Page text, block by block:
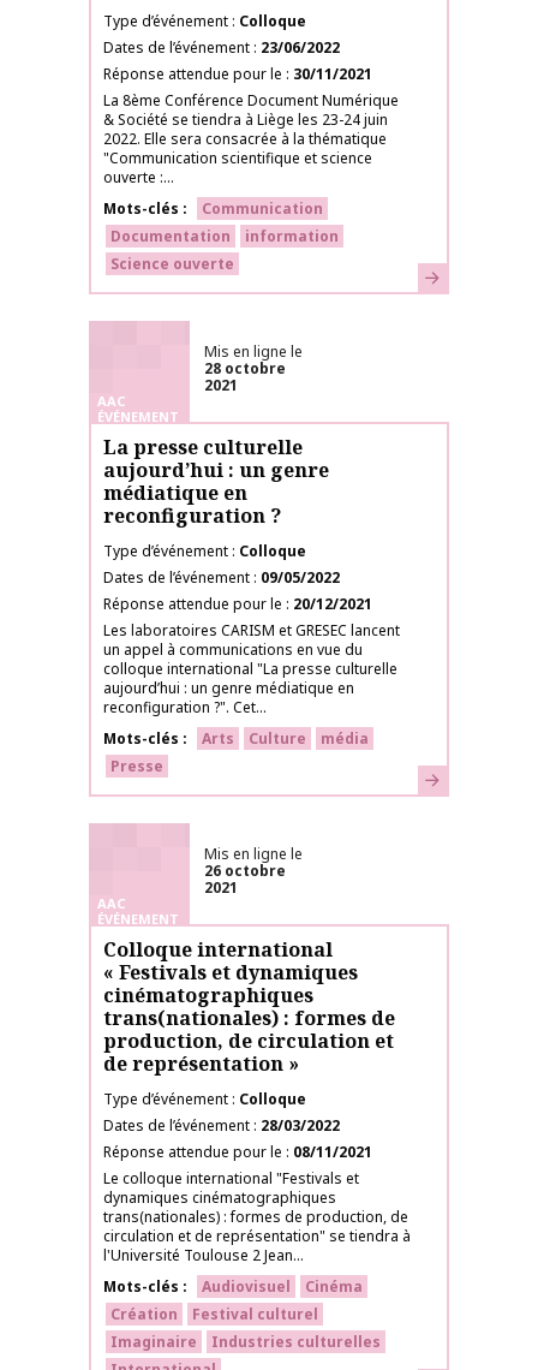
Type d’événement Colloque
Dates de l’événement 23/06/2022
Réponse attendue pour le
30/11/2021
La 8ème Conférence Document Numérique
& Société se tiendra à Liège les 23-24 juin
2022. Elle sera consacrée à la thématique
"Communication scientifique et science
ouverte :...
Mots-clés
Communication
Documentation
information
Science ouverte
En savoir plus
AAC
ÉVÉNEMENT
Mis en ligne le
28 octobre
2021
La presse culturelle
aujourd’hui : un genre
médiatique en
reconfiguration ?
Type d’événement Colloque
Dates de l’événement 09/05/2022
Réponse attendue pour le
20/12/2021
Les laboratoires CARISM et GRESEC lancent
un appel à communications en vue du
colloque international "La presse culturelle
aujourd’hui : un genre médiatique en
reconfiguration ?". Cet...
Mots-clés
Arts Culture
média
Presse
En savoir plus
AAC
ÉVÉNEMENT
Mis en ligne le
26 octobre
2021
Colloque international
« Festivals et dynamiques
cinématographiques
trans(nationales) : formes de
production, de circulation et
de représentation »
Type d’événement Colloque
Dates de l’événement 28/03/2022
Réponse attendue pour le
08/11/2021
Le colloque international "Festivals et
dynamiques cinématographiques
trans(nationales) : formes de production, de
circulation et de représentation" se tiendra à
l'Université Toulouse 2 Jean...
Mots-clés
Audiovisuel
Cinéma
Création
Festival culturel
Imaginaire
Industries culturelles